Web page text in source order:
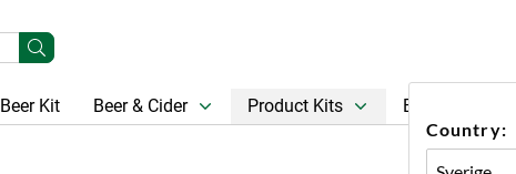
Country:
Beer Kit Beer & Cider Product Kits Beer